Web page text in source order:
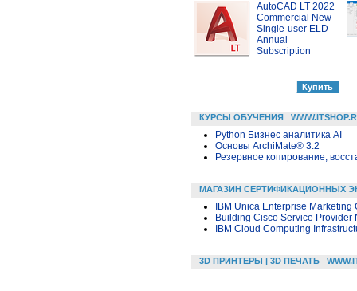
AutoCAD LT 2022
Commercial New
Single-user ELD
Annual
Subscription
КУРСЫ ОБУЧЕНИЯ
Python Бизнес аналитика AI
Основы ArchiMate® 3.2
Резервное копирование,
МАГАЗИН СЕРТИФИКАЦИОННЫХ
IBM Unica Enterprise
Building Cisco Service Provider
IBM Cloud Computing
3D ПРИНТЕРЫ | 3D ПЕЧАТЬ